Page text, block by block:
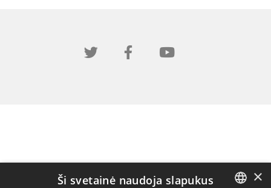
×
Ši svetainė naudoja slapukus